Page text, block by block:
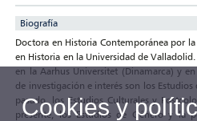
Biografía
Doctora en Historia Contemporánea por
en Historia en la Universidad de
en la Aarhus Universitet (Dinamarca) y
de investigación e interés son los
pasado, los Estudios Culturales y
presente, los Estudios de Género y la
Cookies y